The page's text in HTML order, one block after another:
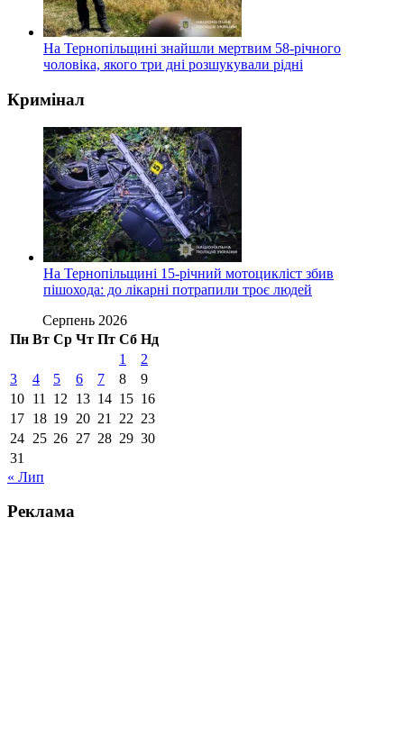
На Тернопільщині знайшли мертвим 58-річного
чоловіка, якого три дні розшукували рідні
Кримінал
На Тернопільщині 15-річний мотоцикліст збив
пішохода: до лікарні потрапили троє людей
Серпень 2026
Пн Вт Ср Чт Пт Сб Нд
1
2
3
4 5 6 7 8
9
10 11 12 13 14 15 16
17 18 19 20 21 22 23
24 25 26 27 28 29 30
31
« Лип
Реклама